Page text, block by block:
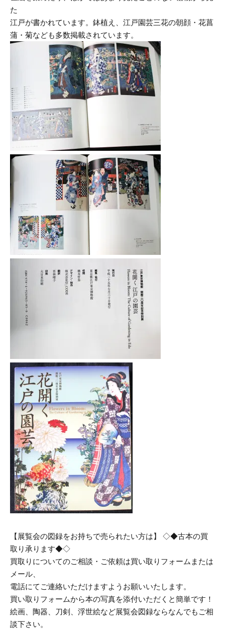
た
江戸が書かれています。鉢植え、江戸園芸三花の朝顔・花菖
蒲・菊なども多数掲載されています。
【展覧会の図録をお持ちで売られたい方は】 ◇◆古本の買
取り承ります◆◇
買取りについてのご相談・ご依頼は買い取りフォームまたは
メール、
電話にてご連絡いただけますようお願いいたします。
買い取りフォームから本の写真を添付いただくと簡単です！
絵画、陶器、刀剣、浮世絵など展覧会図録ならなんでもご相
談下さい。